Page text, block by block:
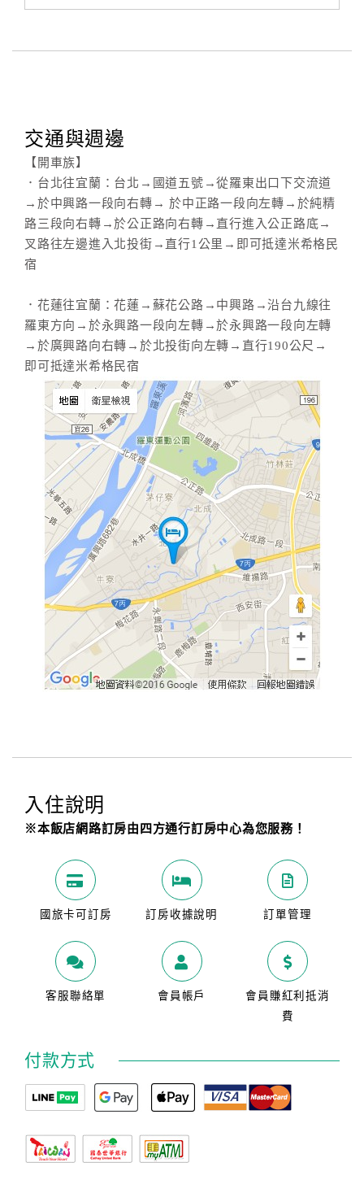
交通與週邊
【開車族】
．台北往宜蘭：台北→國道五號→從羅東出口下交流道
→於中興路一段向右轉→ 於中正路一段向左轉→於純精
路三段向右轉→於公正路向右轉→直行進入公正路底→
叉路往左邊進入北投街→直行1公里→即可抵達米希格民
宿
．花蓮往宜蘭：花蓮→蘇花公路→中興路→沿台九線往
羅東方向→於永興路一段向左轉→於永興路一段向左轉
→於廣興路向右轉→於北投街向左轉→直行190公尺→
即可抵達米希格民宿
入住說明
※本飯店網路訂房由四方通行訂房中心為您服務！
國旅卡可訂房 訂房收據說明 訂單管理
客服聯絡單 會員帳戶
會員賺紅利抵消
費
付款方式